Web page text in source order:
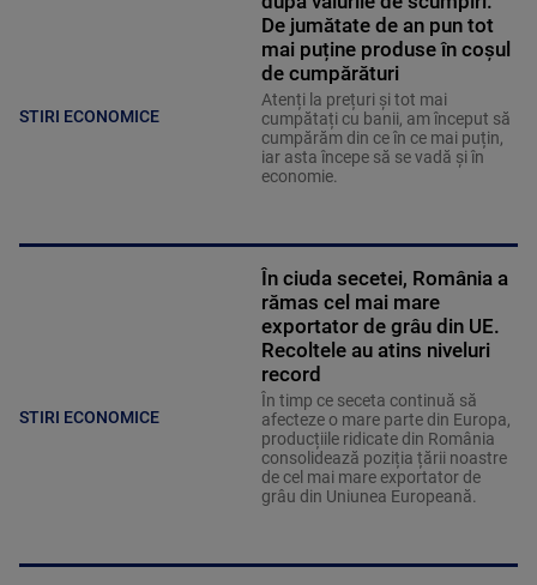
STIRI ECONOMICE
De jumătate de an pun tot
mai puține produse în coșul
de cumpărături
Atenți la prețuri și tot mai
cumpătați cu banii, am început să
cumpărăm din ce în ce mai puțin,
iar asta începe să se vadă și în
economie.
STIRI ECONOMICE
În ciuda secetei, România a
rămas cel mai mare
exportator de grâu din UE.
Recoltele au atins niveluri
record
În timp ce seceta continuă să
afecteze o mare parte din Europa,
producțiile ridicate din România
consolidează poziția țării noastre
de cel mai mare exportator de
grâu din Uniunea Europeană.